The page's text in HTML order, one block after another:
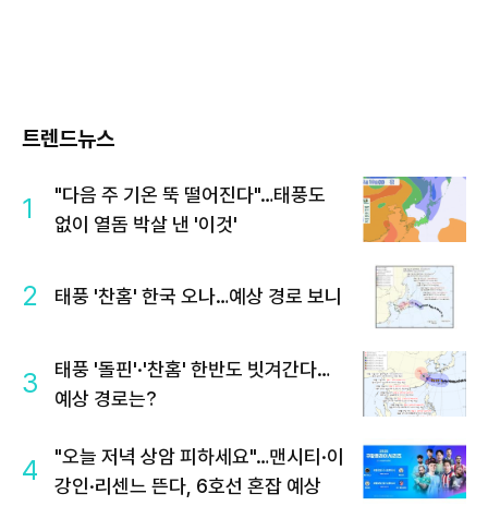
트렌드뉴스
1
"다음 주 기온 뚝 떨어진다"…태풍도
없이 열돔 박살 낸 '이것'
2 태풍 '찬홈' 한국 오나…예상 경로 보니
3
태풍 '돌핀'·'찬홈' 한반도 빗겨간다…
예상 경로는?
4
"오늘 저녁 상암 피하세요"…맨시티·이
강인·리센느 뜬다, 6호선 혼잡 예상